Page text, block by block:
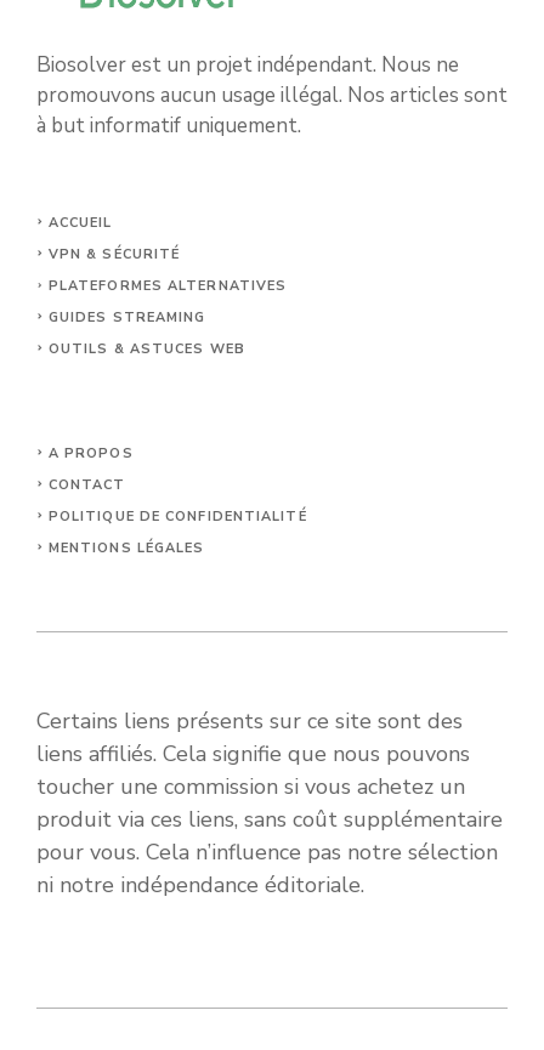
Biosolver est un projet indépendant. Nous ne
promouvons aucun usage illégal. Nos articles sont
à but informatif uniquement.
ACCUEIL
VPN & SÉCURITÉ
PLATEFORMES ALTERNATIVES
GUIDES STREAMING
OUTILS & ASTUCES WEB
A PROPOS
CONTACT
POLITIQUE DE CONFIDENTIALITÉ
MENTIONS LÉGALES
Certains liens présents sur ce site sont des
liens affiliés. Cela signifie que nous pouvons
toucher une commission si vous achetez un
produit via ces liens, sans coût supplémentaire
pour vous. Cela n’influence pas notre sélection
ni notre indépendance éditoriale.